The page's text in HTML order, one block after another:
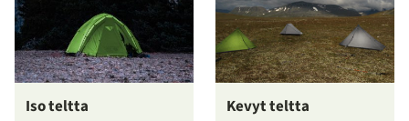
Iso teltta Kevyt teltta